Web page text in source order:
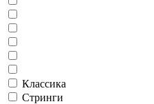
Классика
Стринги